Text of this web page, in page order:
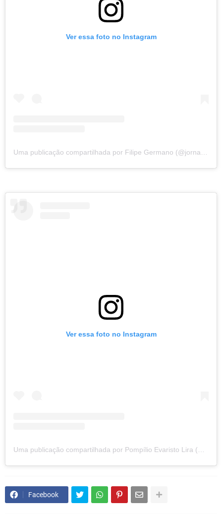
Ver essa foto no Instagram
Uma publicação compartilhada por Filipe Germano (@jornalistafilipegermano)
Ver essa foto no Instagram
Facebook